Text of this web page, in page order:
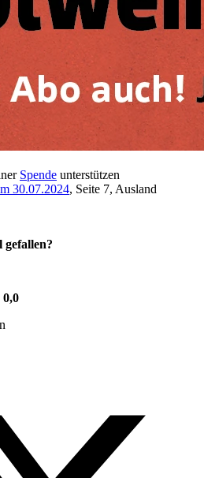
Spende unterstützen
30.07.2024, Seite 7, Ausland
0,0